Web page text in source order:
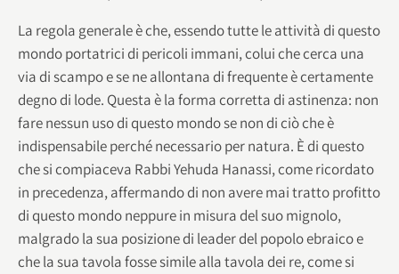
La regola generale è che, essendo tutte le attività di questo
mondo portatrici di pericoli immani, colui che cerca una
via di scampo e se ne allontana di frequente è certamente
degno di lode. Questa è la forma corretta di astinenza: non
fare nessun uso di questo mondo se non di ciò che è
indispensabile perché necessario per natura. È di questo
che si compiaceva Rabbi Yehuda Hanassi, come ricordato
in precedenza, affermando di non avere mai tratto profitto
di questo mondo neppure in misura del suo mignolo,
malgrado la sua posizione di leader del popolo ebraico e
che la sua tavola fosse simile alla tavola dei re, come si